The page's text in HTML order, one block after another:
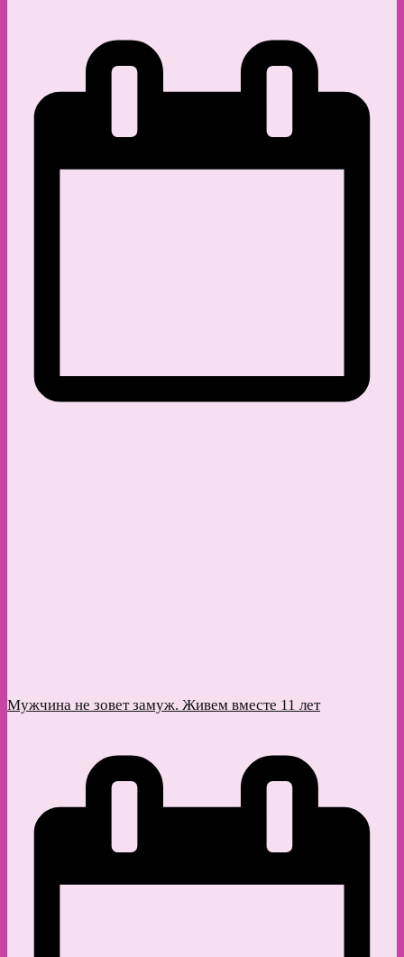
Мужчина не зовет замуж. Живем вместе 11 лет